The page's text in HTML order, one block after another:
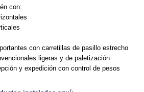
con:
con carretillas de pasillo estrecho
ligeras y de paletización
y expedición con control de pesos